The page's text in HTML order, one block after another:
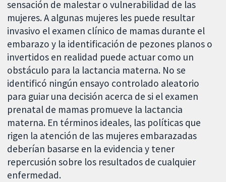
sensación de malestar o vulnerabilidad de las
mujeres. A algunas mujeres les puede resultar
invasivo el examen clínico de mamas durante el
embarazo y la identificación de pezones planos o
invertidos en realidad puede actuar como un
obstáculo para la lactancia materna. No se
identificó ningún ensayo controlado aleatorio
para guiar una decisión acerca de si el examen
prenatal de mamas promueve la lactancia
materna. En términos ideales, las políticas que
rigen la atención de las mujeres embarazadas
deberían basarse en la evidencia y tener
repercusión sobre los resultados de cualquier
enfermedad.